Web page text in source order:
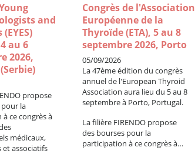
and
au 6
2026,
propose
la
ce congrès à
médicaux,
associatifs
Congrès de l'Association
Européenne de la
Thyroïde (ETA), 5 au 8
septembre 2026, Porto
05/09/2026
La 47ème édition du congrès
annuel de l'European Thyroid
Association aura lieu du 5 au 8
septembre à Porto, Portugal.
La filière FIRENDO propose
des bourses pour la
participation à ce congrès à…